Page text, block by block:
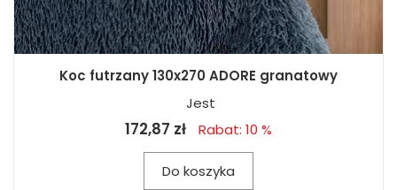
Koc futrzany 130x270 ADORE granatowy
Jest
172,87 zł Rabat: 10 %
Do koszyka